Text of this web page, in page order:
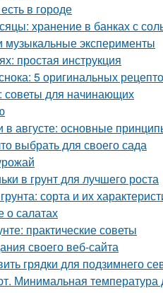
в городе
хранение в банках с
музыкальные эксперименты
простая инструкция
5 оригинальных
советы для начинающих
в августе: основные
выбрать для своего сада
в грунт для лучшего роста
сорта и их
о салатах
практические советы
своего веб-сайта
грядки для подзимнего
Минимальная